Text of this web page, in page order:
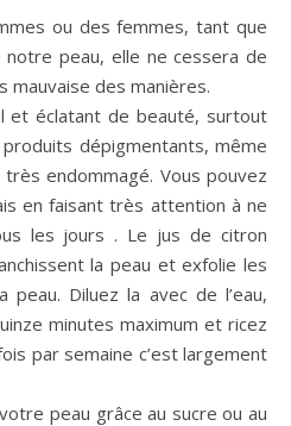
ou des femmes, tant que
peau, elle ne cessera de
mauvaise des manières.
et éclatant de beauté, surtout
produits dépigmentants, même
endommagé. Vous pouvez
en faisant très attention à ne
les jours . Le jus de citron
la peau et exfolie les
peau. Diluez la avec de l’eau,
minutes maximum et ricez
par semaine c’est largement
peau grâce au sucre ou au